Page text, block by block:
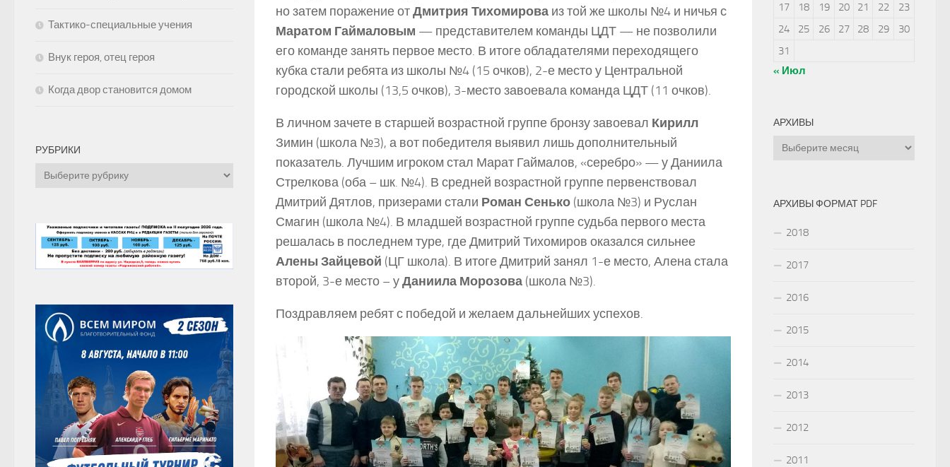
но затем поражение отДмитрия Тихомирова из той же школы №4 и ничья с
Маратом Гаймаловым — представителем команды ЦДТ — не позволили
его команде занять первое место. В итоге обладателями переходящего
кубка стали ребята из школы №4 (15 очков), 2-е место у Центральной
городской школы (13,5 очков), 3-место завоевала команда ЦДТ (11 очков).
В личном зачете в старшей возрастной группе бронзу завоевал Кирилл
Зимин (школа №3), а вот победителя выявил лишь дополнительный
показатель. Лучшим игроком стал Марат Гаймалов, «серебро» — у Даниила
Стрелкова (оба – шк. №4). В средней возрастной группе первенствовал
Дмитрий Дятлов, призерами стали Роман Сенько (школа №3) и Руслан
Смагин (школа №4). В младшей возрастной группе судьба первого места
решалась в последнем туре, где Дмитрий Тихомиров оказался сильнее
Алены Зайцевой (ЦГ школа). В итоге Дмитрий занял 1-е место, Алена стала
второй, 3-е место – уДаниила Морозова (школа №3).
Поздравляем ребят с победой и желаем дальнейших успехов.
Тактико-специальные учения
Внук героя, отец героя
Когда двор становится домом
РУБРИКИ
Рубрики
17
18 19 20 21 22
23
24
25 26 27 28 29
30
31
« Июл
АРХИВЫ
Архивы
АРХИВЫ ФОРМАТ PDF
2018
2017
2016
2015
2014
2013
2012
2011